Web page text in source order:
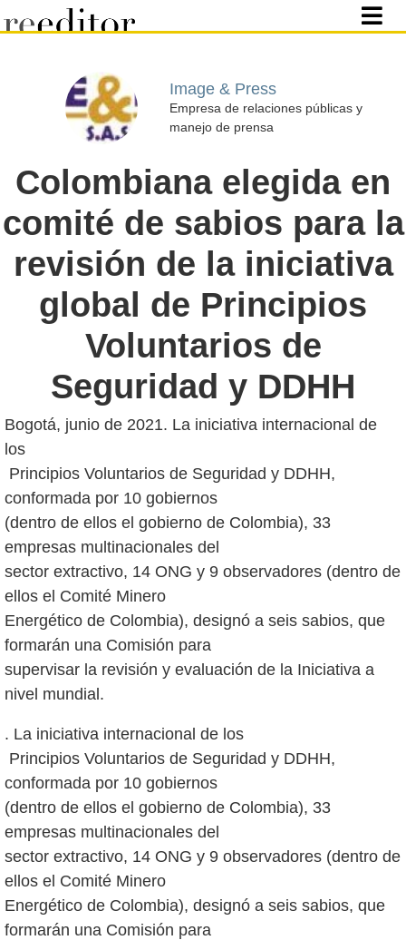
Image & Press
Empresa de relaciones públicas y
manejo de prensa
Colombiana elegida en
comité de sabios para la
revisión de la iniciativa
global de Principios
Voluntarios de
Seguridad y DDHH
Bogotá, junio de 2021. La iniciativa internacional de
los
Principios Voluntarios de Seguridad y DDHH,
conformada por 10 gobiernos
(dentro de ellos el gobierno de Colombia), 33
empresas multinacionales del
sector extractivo, 14 ONG y 9 observadores (dentro de
ellos el Comité Minero
Energético de Colombia), designó a seis sabios, que
formarán una Comisión para
supervisar la revisión y evaluación de la Iniciativa a
. La iniciativa internacional de los
Principios Voluntarios de Seguridad y DDHH,
conformada por 10 gobiernos
(dentro de ellos el gobierno de Colombia), 33
empresas multinacionales del
sector extractivo, 14 ONG y 9 observadores (dentro de
ellos el Comité Minero
Energético de Colombia), designó a seis sabios, que
formarán una Comisión para